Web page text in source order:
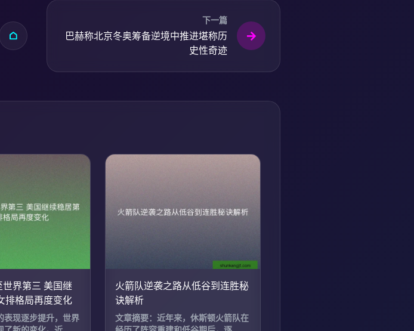
下一篇
巴赫称北京冬奥筹备逆境中推进堪称历
史性奇迹
界第三 美国继
排格局再度变化
表现逐步提升，世界
火箭队逆袭之路从低谷到连胜秘
诀解析
文章摘要：近年来，休斯顿火箭队在